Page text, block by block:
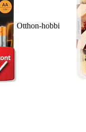
Otthon-hobbi